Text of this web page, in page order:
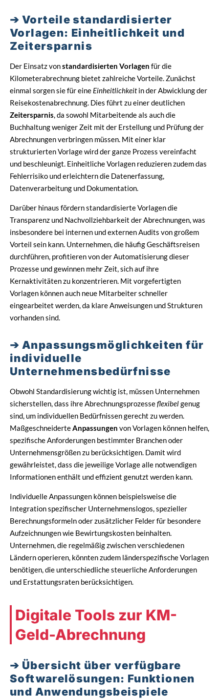
Vorteile standardisierter
Vorlagen: Einheitlichkeit und
Zeitersparnis
Der Einsatz vonstandardisierten Vorlagen für die
Kilometerabrechnung bietet zahlreiche Vorteile. Zunächst
einmal sorgen sie für eine Einheitlichkeitin der Abwicklung der
Reisekostenabrechnung. Dies führt zu einer deutlichen
Zeitersparnis, da sowohl Mitarbeitende als auch die
Buchhaltung weniger Zeit mit der Erstellung und Prüfung der
Abrechnungen verbringen müssen. Mit einer klar
strukturierten Vorlage wird der ganze Prozess vereinfacht
und beschleunigt. Einheitliche Vorlagen reduzieren zudem das
Fehlerrisiko und erleichtern die Datenerfassung,
Datenverarbeitung und Dokumentation.
Darüber hinaus fördern standardisierte Vorlagen die
Transparenz und Nachvollziehbarkeit der Abrechnungen, was
insbesondere bei internen und externen Audits von großem
Vorteil sein kann. Unternehmen, die häufig Geschäftsreisen
durchführen, profitieren von der Automatisierung dieser
Prozesse und gewinnen mehr Zeit, sich auf ihre
Kernaktivitäten zu konzentrieren. Mit vorgefertigten
Vorlagen können auch neue Mitarbeiter schneller
eingearbeitet werden, da klare Anweisungen und Strukturen
vorhanden sind.
Anpassungsmöglichkeiten für
individuelle
Unternehmensbedürfnisse
Obwohl Standardisierung wichtig ist, müssen Unternehmen
sicherstellen, dass ihre Abrechnungsprozesseflexibelgenug
sind, um individuellen Bedürfnissen gerecht zu werden.
MaßgeschneiderteAnpassungen von Vorlagen können helfen,
spezifische Anforderungen bestimmter Branchen oder
Unternehmensgrößen zu berücksichtigen. Damit wird
gewährleistet, dass die jeweilige Vorlage alle notwendigen
Informationen enthält und effizient genutzt werden kann.
Individuelle Anpassungen können beispielsweise die
Integration spezifischer Unternehmenslogos, spezieller
Berechnungsformeln oder zusätzlicher Felder für besondere
Aufzeichnungen wie Bewirtungskosten beinhalten.
Unternehmen, die regelmäßig zwischen verschiedenen
Ländern operieren, könnten zudem länderspezifische Vorlagen
benötigen, die unterschiedliche steuerliche Anforderungen
und Erstattungsraten berücksichtigen.
Digitale Tools zur KM-
Geld-Abrechnung
Übersicht über verfügbare
Softwarelösungen: Funktionen
und Anwendungsbeispiele